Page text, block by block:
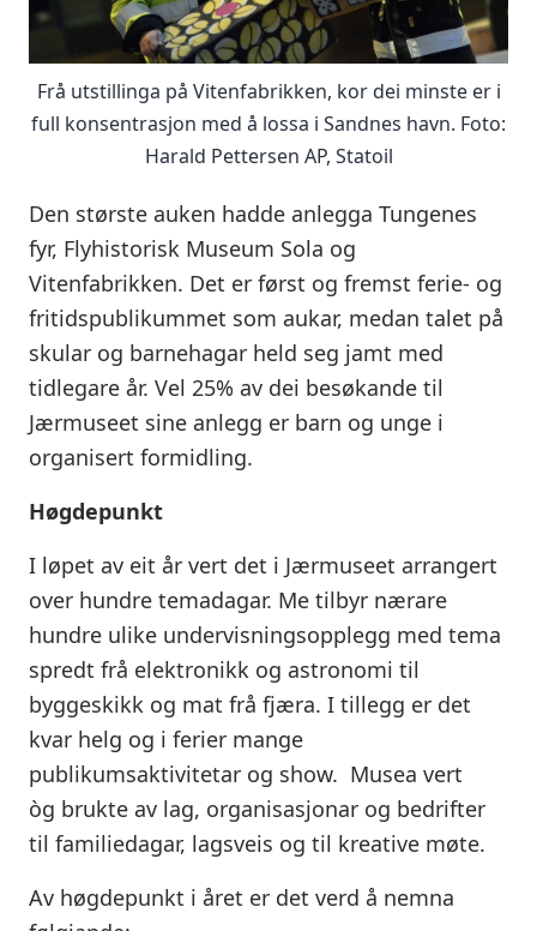
Frå utstillinga på Vitenfabrikken, kor dei minste er i
full konsentrasjon med å lossa i Sandnes havn. Foto:
Harald Pettersen AP, Statoil
Den største auken hadde anlegga Tungenes
fyr, Flyhistorisk Museum Sola og
Vitenfabrikken. Det er først og fremst ferie- og
fritidspublikummet som aukar, medan talet på
skular og barnehagar held seg jamt med
tidlegare år. Vel 25% av dei besøkande til
Jærmuseet sine anlegg er barn og unge i
organisert formidling.
Høgdepunkt
I løpet av eit år vert det i Jærmuseet arrangert
over hundre temadagar. Me tilbyr nærare
hundre ulike undervisningsopplegg med tema
spredt frå elektronikk og astronomi til
byggeskikk og mat frå fjæra. I tillegg er det
kvar helg og i ferier mange
publikumsaktivitetar og show. Musea vert
òg brukte av lag, organisasjonar og bedrifter
til familiedagar, lagsveis og til kreative møte.
Av høgdepunkt i året er det verd å nemna